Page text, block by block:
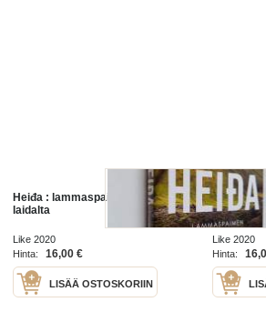
Heiđa : lammaspaimen maailman
laidalta
Like 2020
Hinta:
16,00 €
LISÄÄ OSTOSKORIIN
Heiđa :
laidalta
Like 2020
Hinta: